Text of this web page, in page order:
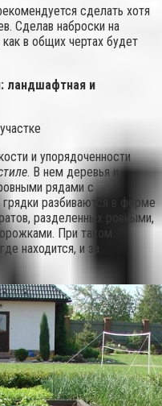
сделать хотя
Сделав наброски на
в общих чертах будет
ландшафтная и
и упорядоченности
. В нем деревья и
рядами с
разбиваются в форме
разделенных ровными,
При таком
находится, и за